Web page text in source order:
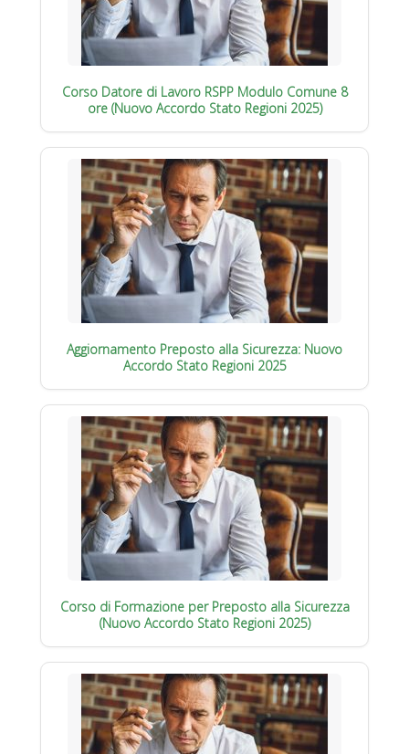
Corso Datore di Lavoro RSPP Modulo Comune 8
ore (Nuovo Accordo Stato Regioni 2025)
Aggiornamento Preposto alla Sicurezza: Nuovo
Accordo Stato Regioni 2025
Corso di Formazione per Preposto alla Sicurezza
(Nuovo Accordo Stato Regioni 2025)